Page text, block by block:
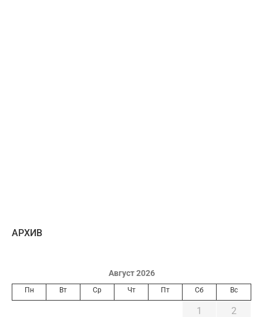
AРХИВ
Август 2026
Пн Вт Ср Чт Пт Сб Вс
1
2